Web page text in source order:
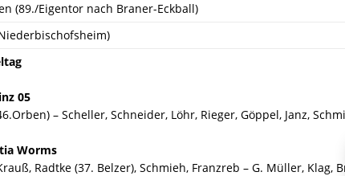
(89./Eigentor nach Braner-Eckball)
05
– Scheller, Schneider, Löhr, Rieger, Göppel, Janz,
Worms
Radtke (37. Belzer), Schmieh, Franzreb – G. Müller, Klag,